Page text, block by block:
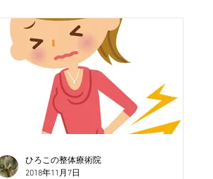
ひろこの整体療術院
2018年11月7日